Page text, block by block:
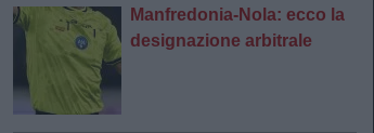
Manfredonia-Nola: ecco la
designazione arbitrale